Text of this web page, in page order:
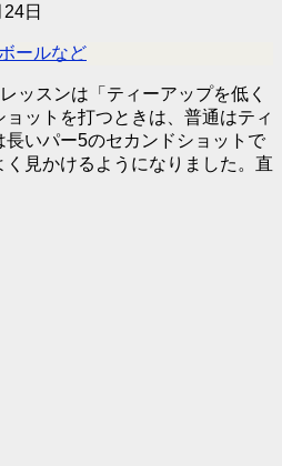
日
ールなど
ッスンは「ティーアップを低く
ットを打つときは、普通はティ
いパー5のセカンドショットで
く見かけるようになりました。直